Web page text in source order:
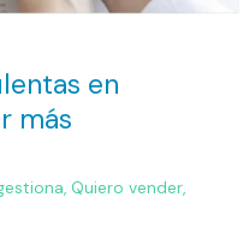
en
más
, Quiero vender,